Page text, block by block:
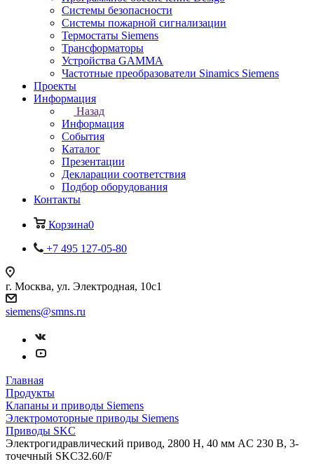
Системы безопасности
Системы пожарной сигнализации
Термостаты Siemens
Трансформаторы
Устройства GAMMA
Частотные преобразователи Sinamics Siemens
Проекты
Информация
Назад
Информация
События
Каталог
Презентации
Декларации соответствия
Подбор оборудования
Контакты
Корзина0
+7 495 127-05-80
г. Москва, ул. Электродная, 10с1
siemens@smns.ru
Главная
Продукты
Клапаны и приводы Siemens
Электромоторные приводы Siemens
Приводы SKC
Электрогидравлический привод, 2800 Н, 40 мм AC 230 В, 3-
точечный SKC32.60/F